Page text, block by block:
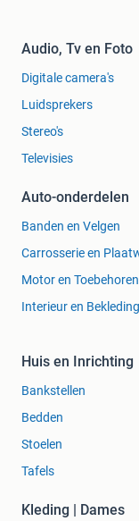
Audio, Tv en Foto
Digitale camera's
Luidsprekers
Stereo's
Televisies
Auto-onderdelen
Banden en Velgen
Carrosserie en
Motor en Toebehoren
Interieur en Bekleding
Huis en Inrichting
Bankstellen
Bedden
Stoelen
Tafels
Kleding | Dames